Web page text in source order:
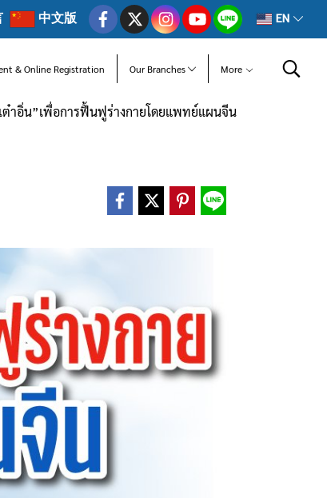
中文版 EN
& Online Registration Our Branches More
ต๋าอิ่น”เพื่อการฟื้นฟูร่างกายโดยแพทย์แผนจีน